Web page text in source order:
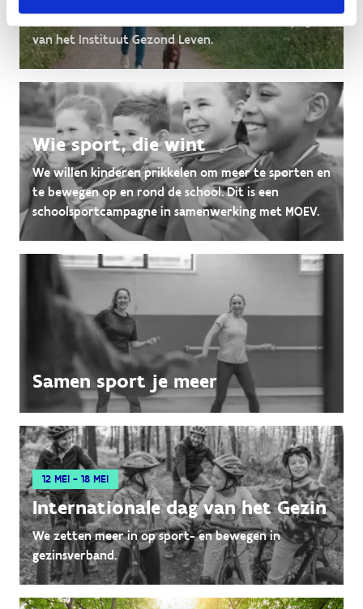
van het Instituut Gezond Leven.
Wie sport, die wint
We willen kinderen prikkelen om meer te sporten en
te bewegen op en rond de school. Dit is een
schoolsportcampagne in samenwerking met MOEV.
Samen sport je meer
12 MEI - 18 MEI
Internationale dag van het Gezin
We zetten meer in op sport- en bewegen in
gezinsverband.